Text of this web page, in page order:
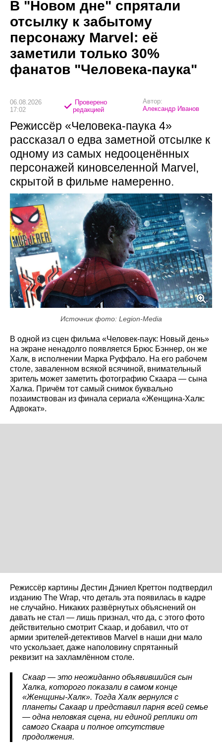
В "Новом дне" спрятали
отсылку к забытому
персонажу Marvel: её
заметили только 30%
фанатов "Человека-паука"
06.08.2026
17:02
Проверено
редакцией
Автор:
Александр Иванов
Режиссёр «Человека-паука 4»
рассказал о едва заметной отсылке к
одному из самых недооценённых
персонажей киновселенной Marvel,
скрытой в фильме намеренно.
Источник фото: Legion-Media
В одной из сцен фильма «Человек-паук: Новый день»
на экране ненадолго появляется Брюс Бэннер, он же
Халк, в исполнении Марка Руффало. На его рабочем
столе, заваленном всякой всячиной, внимательный
зритель может заметить фотографию Скаара — сына
Халка. Причём тот самый снимок буквально
позаимствован из финала сериала «Женщина-Халк:
Адвокат».
Режиссёр картины Дестин Дэниел Креттон подтвердил
изданию The Wrap, что деталь эта появилась в кадре
не случайно. Никаких развёрнутых объяснений он
давать не стал — лишь признал, что да, с этого фото
действительно смотрит Скаар, и добавил, что от
армии зрителей-детективов Marvel в наши дни мало
что ускользает, даже наполовину спрятанный
реквизит на захламлённом столе.
Скаар — это неожиданно объявившийся сын
Халка, которого показали в самом конце
«Женщины-Халк». Тогда Халк вернулся с
планеты Сакаар и представил парня всей семье
— одна неловкая сцена, ни единой реплики от
самого Скаара и полное отсутствие
продолжения.